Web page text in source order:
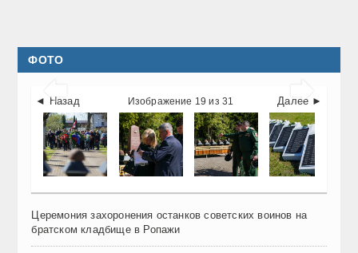
ФОТО
 
◄ Назад Далее ►
Изображение 19 из 31
Церемония захоронения останков советских воинов на
братском кладбище в Ропажи